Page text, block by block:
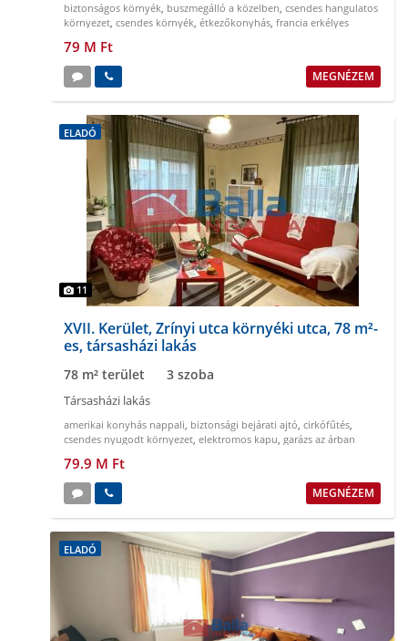
biztonságos környék, buszmegálló a közelben, csendes hangulatos
környezet, csendes környék, étkezőkonyhás, francia erkélyes
79 M Ft
MEGNÉZEM
ELADÓ
11
XVII. Kerület, Zrínyi utca környéki utca, 78 m²-
es, társasházi lakás
78 m² terület 3 szoba
Társasházi lakás
amerikai konyhás nappali, biztonsági bejárati ajtó, cirkófűtés,
csendes nyugodt környezet, elektromos kapu, garázs az árban
79.9 M Ft
MEGNÉZEM
ELADÓ